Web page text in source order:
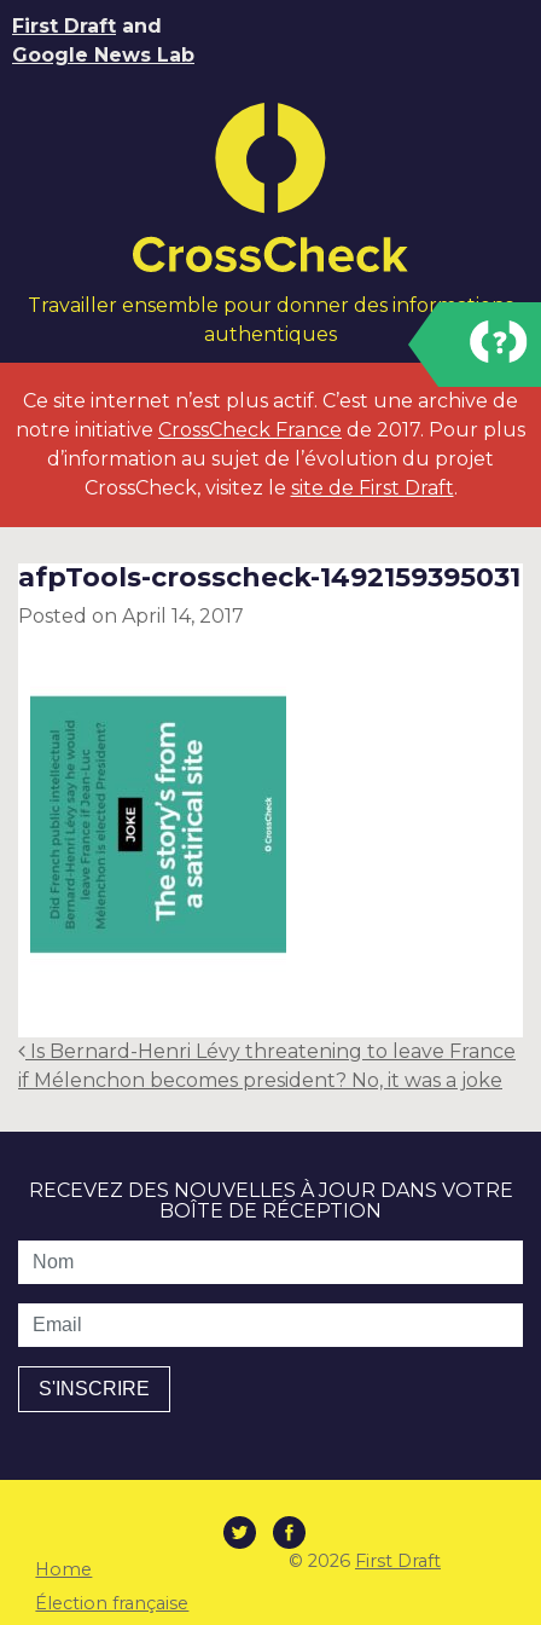
First Draft and
Google News Lab
Travailler ensemble pour donner des informations
authentiques
Ce site internet n’est plus actif. C’est une archive de
notre initiative CrossCheck France de 2017. Pour plus
d’information au sujet de l’évolution du projet
CrossCheck, visitez le site de First Draft.
afpTools-crosscheck-1492159395031
Posted on April 14, 2017
Post
navigation
Is Bernard-Henri Lévy threatening to leave France
if Mélenchon becomes president? No, it was a joke
RECEVEZ DES NOUVELLES À JOUR DANS VOTRE
BOÎTE DE RÉCEPTION
Nom
Email
Home
Élection française
© 2026 First Draft